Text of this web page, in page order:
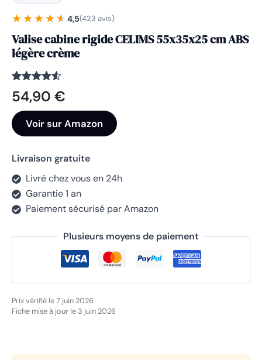
★★★★★
★★★★★ 4,5(423 avis)
Valise cabine rigide CELIMS 55x35x25 cm ABS
légère crème
Noté
4.5
sur 5
423
notations
client
54,90 €
Voir sur Amazon
Livraison gratuite
Livré chez vous en 24h
Garantie 1 an
Paiement sécurisé par Amazon
Plusieurs moyens de paiement
Prix vérifié le 7 juin 2026
Fiche mise à jour le 3 juin 2026